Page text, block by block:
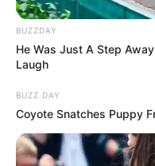
BUZZDAY
He Was Just A Step
Laugh
BUZZ DAY
Coyote Snatches Puppy